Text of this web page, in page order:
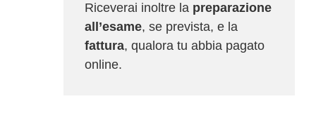
Riceverai inoltre la preparazione
all’esame, se prevista, e la
fattura, qualora tu abbia pagato
online.